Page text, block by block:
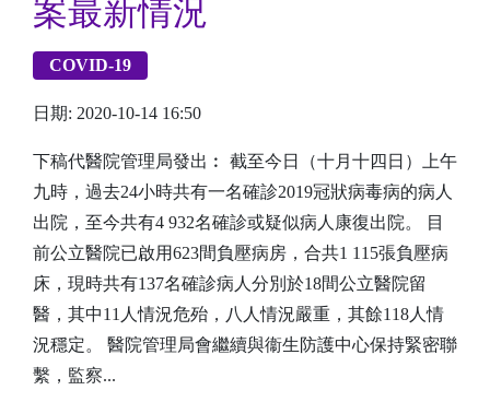
案最新情況
COVID-19
日期: 2020-10-14 16:50
下稿代醫院管理局發出︰ 截至今日（十月十四日）上午
九時，過去24小時共有一名確診2019冠狀病毒病的病人
出院，至今共有4 932名確診或疑似病人康復出院。 目
前公立醫院已啟用623間負壓病房，合共1 115張負壓病
床，現時共有137名確診病人分別於18間公立醫院留
醫，其中11人情況危殆，八人情況嚴重，其餘118人情
況穩定。 醫院管理局會繼續與衞生防護中心保持緊密聯
繫，監察...